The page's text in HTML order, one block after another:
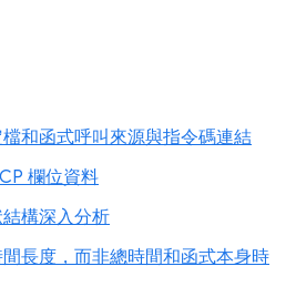
檔和函式呼叫來源與指令碼連結
欄位資料
構深入分析
長度，而非總時間和函式本身時